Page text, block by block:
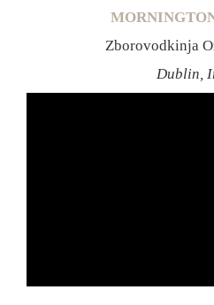
Zborovodkinja
Dublin,